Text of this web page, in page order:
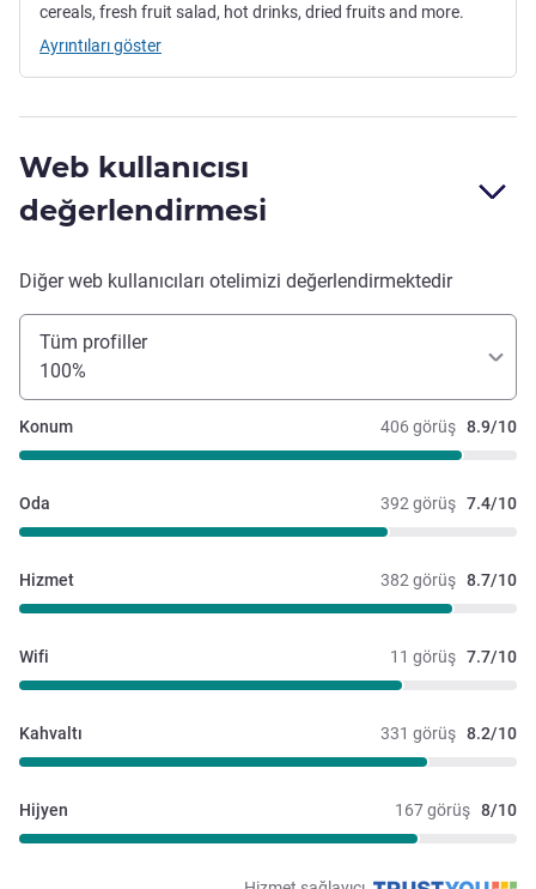
cereals, fresh fruit salad, hot drinks, dried fruits and more.
Ayrıntıları göster
Web kullanıcısı
değerlendirmesi
Diğer web kullanıcıları otelimizi değerlendirmektedir
Tüm profiller
100%
406 görüş 8.9/10
Konum
392 görüş 7.4/10
Oda
382 görüş 8.7/10
Hizmet
11 görüş 7.7/10
Wifi
331 görüş 8.2/10
Kahvaltı
167 görüş 8/10
Hijyen